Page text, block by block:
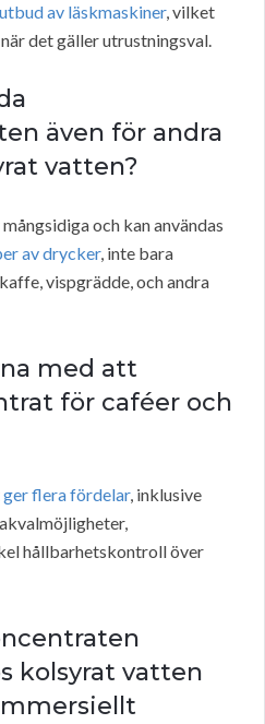
av läskmaskiner, vilket
det gäller utrustningsval.
även för andra
vatten?
och kan användas
av drycker, inte bara
vispgrädde, och andra
med att
för caféer och
ger flera fördelar, inklusive
hållbarhetskontroll över
kolsyrat vatten